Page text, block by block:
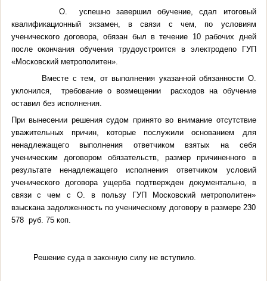
О. успешно завершил обучение, сдал итоговый
квалификационный экзамен, в связи с чем, по условиям
ученического договора, обязан был в течение 10 рабочих дней
после окончания обучения трудоустроится в электродепо ГУП
«Московский метрополитен».
Вместе с тем, от выполнения указанной обязанности О.
уклонился, требование о возмещении расходов на обучение
оставил без исполнения.
При вынесении решения судом принято во внимание отсутствие
уважительных причин, которые послужили основанием для
ненадлежащего выполнения ответчиком взятых на себя
ученическим договором обязательств, размер причиненного в
результате ненадлежащего исполнения ответчиком условий
ученического договора ущерба подтвержден документально, в
связи с чем с О. в пользу ГУП Московский метрополитен»
взыскана задолженность по ученическому договору в размере 230
578 руб. 75 коп.
Решение суда в законную силу не вступило.